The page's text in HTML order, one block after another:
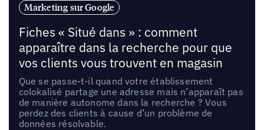
Marketing sur Google
Fiches « Situé dans » : comment
apparaître dans la recherche pour que
vos clients vous trouvent en magasin
Que se passe-t-il quand votre établissement
colokalisé partage une adresse mais n’apparaît pas
de manière autonome dans la recherche ? Vous
perdez des clients à cause d’un problème de
données résolvable.